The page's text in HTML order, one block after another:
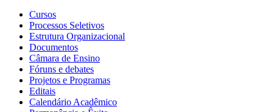
Cursos
Processos Seletivos
Estrutura Organizacional
Documentos
Câmara de Ensino
Fóruns e debates
Projetos e Programas
Editais
Calendário Acadêmico